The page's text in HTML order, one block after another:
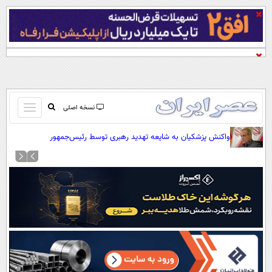
نسخه اصلی
باز
و
کردن
صفحه اول
آرشیو
نظرسنجی
آب و هوا
اوقات شرعی
سواد زندگی
واکنش پزشکیان به شایعه تهدید رهبری توسط رئیس‌جمهور